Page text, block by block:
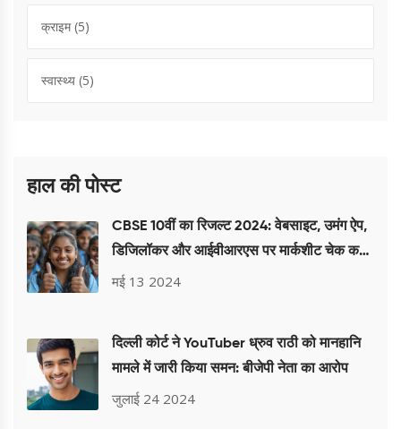
क्राइम(5)
स्वास्थ्य (5)
हाल की पोस्ट
CBSE 10वीं का रिजल्ट 2024: वेबसाइट, उमंग ऐप,
डिजिलॉकर और आईवीआरएस पर मार्कशीट चेक करने
के स्टेप्स
मई 13 2024
दिल्ली कोर्ट ने YouTuber ध्रुव राठी को मानहानि
मामले में जारी किया समन: बीजेपी नेता का आरोप
जुलाई 24 2024